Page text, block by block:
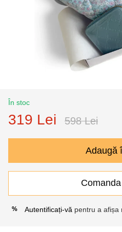
În stoc
319 Lei 598 Lei
Adaugă
% Autentificați-vă pentru a afișa